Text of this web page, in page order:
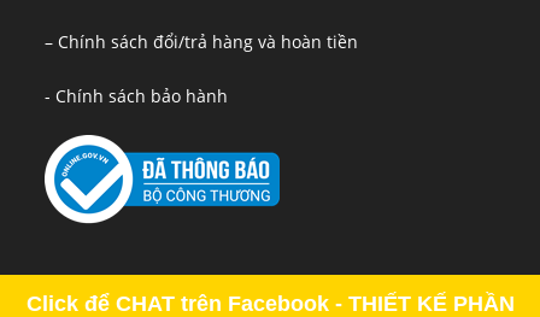
– Chính sách đổi/trả hàng và hoàn tiền
- Chính sách bảo hành
Click để CHAT trên Facebook - THIẾT KẾ PHẦN